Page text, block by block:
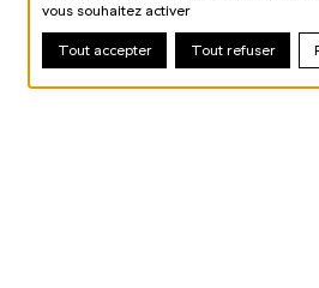
vous souhaitez activer
Tout accepter Tout refuser